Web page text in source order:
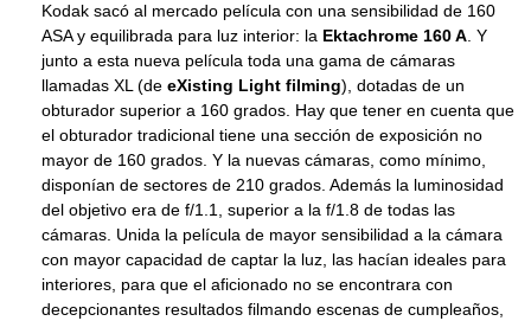
Kodak sacó al mercado película con una sensibilidad de 160
ASA y equilibrada para luz interior: la Ektachrome 160 A . Y
junto a esta nueva película toda una gama de cámaras
llamadas XL (de eXisting Light filming), dotadas de un
obturador superior a 160 grados. Hay que tener en cuenta que
el obturador tradicional tiene una sección de exposición no
mayor de 160 grados. Y la nuevas cámaras, como mínimo,
disponían de sectores de 210 grados. Además la luminosidad
del objetivo era de f/1.1, superior a la f/1.8 de todas las
cámaras. Unida la película de mayor sensibilidad a la cámara
con mayor capacidad de captar la luz, las hacían ideales para
interiores, para que el aficionado no se encontrara con
decepcionantes resultados filmando escenas de cumpleaños,